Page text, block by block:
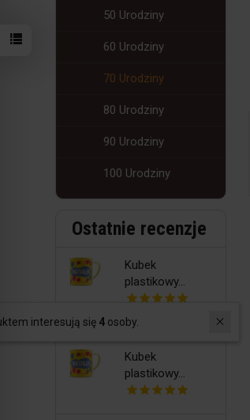
W ostatnich 30 dniach produktem interesują się
50 Urodziny
60 Urodziny
70 Urodziny
80 Urodziny
90 Urodziny
100 Urodziny
Ostatnie recenzje
Kubek
plastikowy...
NATALIA
Kubek
plastikowy...